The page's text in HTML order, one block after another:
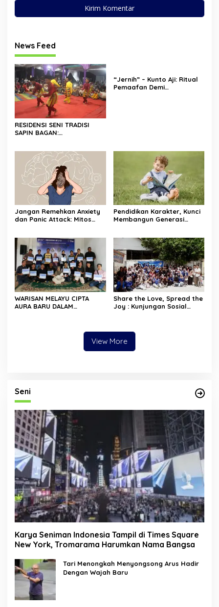
News Feed
RESIDENSI SENI TRADISI
SAPIN BAGAN:
“Jernih” – Kunto Aji: Ritual
Pemaafan Demi
Jangan Remehkan Anxiety
dan Panic Attack: Mitos
Pendidikan Karakter, Kunci
Membangun Generasi
WARISAN MELAYU CIPTA
AURA BARU DALAM
Share the Love, Spread the
Joy : Kunjungan Sosial
View More
Seni
Karya Seniman Indonesia Tampil di Times Square
New York, Tromarama Harumkan Nama Bangsa
Tari Menongkah Menyongsong Arus Hadir
Dengan Wajah Baru